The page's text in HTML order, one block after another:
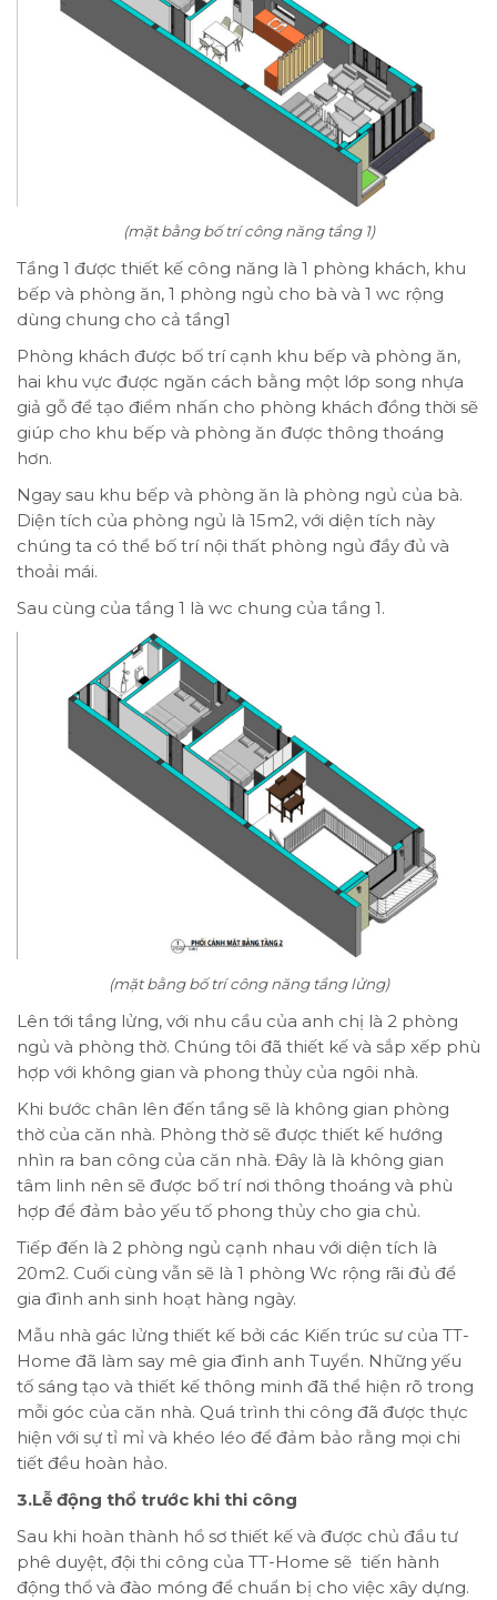
(mặt bằng bố trí công năng tầng 1)
Tầng 1 được thiết kế công năng là 1 phòng khách, khu
bếp và phòng ăn, 1 phòng ngủ cho bà và 1 wc rộng
dùng chung cho cả tầng1
Phòng khách được bố trí cạnh khu bếp và phòng ăn,
hai khu vực được ngăn cách bằng một lớp song nhựa
giả gỗ để tạo điểm nhấn cho phòng khách đồng thời sẽ
giúp cho khu bếp và phòng ăn được thông thoáng
hơn.
Ngay sau khu bếp và phòng ăn là phòng ngủ của bà.
Diện tích của phòng ngủ là 15m2, với diện tích này
chúng ta có thể bố trí nội thất phòng ngủ đầy đủ và
thoải mái.
Sau cùng của tầng 1 là wc chung của tầng 1.
(mặt bằng bố trí công năng tầng lửng)
Lên tới tầng lửng, với nhu cầu của anh chị là 2 phòng
ngủ và phòng thờ. Chúng tôi đã thiết kế và sắp xếp phù
hợp với không gian và phong thủy của ngôi nhà.
Khi bước chân lên đến tầng sẽ là không gian phòng
thờ của căn nhà. Phòng thờ sẽ được thiết kế hướng
nhìn ra ban công của căn nhà. Đây là là không gian
tâm linh nên sẽ được bố trí nơi thông thoáng và phù
hợp để đảm bảo yếu tố phong thủy cho gia chủ.
Tiếp đến là 2 phòng ngủ cạnh nhau với diện tích là
20m2. Cuối cùng vẫn sẽ là 1 phòng Wc rộng rãi đủ để
gia đình anh sinh hoạt hàng ngày.
Mẫu nhà gác lửng thiết kế bởi các Kiến trúc sư của TT-
Home đã làm say mê gia đình anh Tuyển. Những yếu
tố sáng tạo và thiết kế thông minh đã thể hiện rõ trong
mỗi góc của căn nhà. Quá trình thi công đã được thực
hiện với sự tỉ mỉ và khéo léo để đảm bảo rằng mọi chi
tiết đều hoàn hảo.
3.Lễ động thổ trước khi thi công
Sau khi hoàn thành hồ sơ thiết kế và được chủ đầu tư
phê duyệt, đội thi công của TT-Home sẽ tiến hành
động thổ và đào móng để chuẩn bị cho việc xây dựng.